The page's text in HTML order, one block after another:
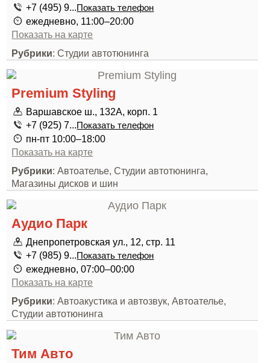
+7 (495) 9...Показать телефон
ежедневно, 11:00–20:00
Показать на карте
Рубрики: Студии автотюнинга
Premium Styling
Варшавское ш., 132А, корп. 1
+7 (925) 7...Показать телефон
пн-пт 10:00–18:00
Показать на карте
Рубрики: Автоателье, Студии автотюнинга,
Магазины дисков и шин
Аудио Парк
Днепропетровская ул., 12, стр. 11
+7 (985) 9...Показать телефон
ежедневно, 07:00–00:00
Показать на карте
Рубрики: Автоакустика и автозвук, Автоателье,
Студии автотюнинга
Тим Авто